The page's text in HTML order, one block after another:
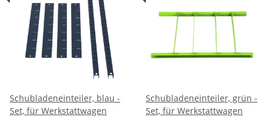
Schubladeneinteiler, blau -
Set, für Werkstattwagen
Schubladeneinteiler, grün -
Set, für Werkstattwagen